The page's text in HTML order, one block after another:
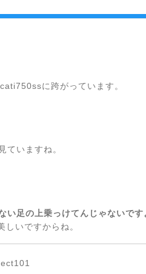
に跨がっています。
ていますね。
い足の上乗っけてんじゃないです
いですからね。